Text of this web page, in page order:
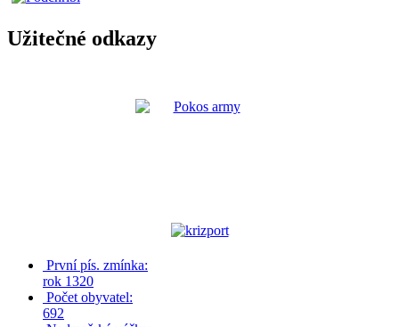
Užitečné odkazy
První pís. zmínka:
rok 1320
Počet obyvatel:
692